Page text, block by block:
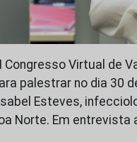
Congresso Virtual de
palestrar no dia 30
Esteves,
Norte. Em entrevista